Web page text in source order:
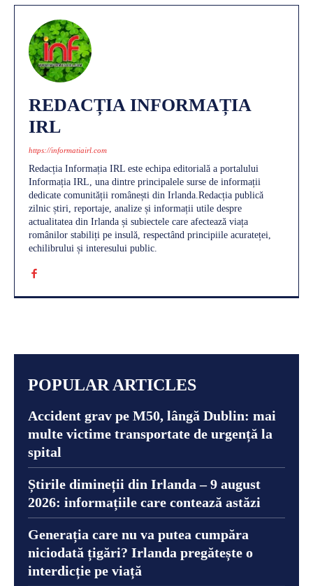
REDACȚIA INFORMAȚIA
IRL
https://informatiairl.com
Redacția Informația IRL este echipa editorială a portalului
Informația IRL, una dintre principalele surse de informații
dedicate comunității românești din Irlanda.Redacția publică
zilnic știri, reportaje, analize și informații utile despre
actualitatea din Irlanda și subiectele care afectează viața
românilor stabiliți pe insulă, respectând principiile acurateței,
echilibrului și interesului public.
POPULAR ARTICLES
Accident grav pe M50, lângă Dublin: mai
multe victime transportate de urgență la
spital
Știrile dimineții din Irlanda – 9 august
2026: informațiile care contează astăzi
Generația care nu va putea cumpăra
niciodată țigări? Irlanda pregătește o
interdicție pe viață